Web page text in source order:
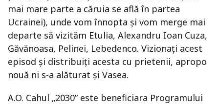
mai mare parte a căruia se află în partea
Ucrainei), unde vom înnopta și vom merge mai
departe să vizităm Etulia, Alexandru Ioan Cuza,
Găvănoasa, Pelinei, Lebedenco. Vizionați acest
episod și distribuiți acesta cu prietenii, apropo
nouă ni s-a alăturat și Vasea.
A.O. Cahul „2030” este beneficiara Programului